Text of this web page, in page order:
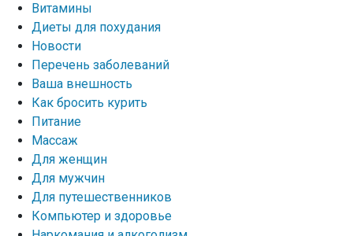
Витамины
Диеты для похудания
Новости
Перечень заболеваний
Ваша внешность
Как бросить курить
Питание
Массаж
Для женщин
Для мужчин
Для путешественников
Компьютер и здоровье